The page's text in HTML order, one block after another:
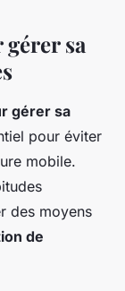
sa
gérer sa
pour éviter
mobile.
des moyens
de